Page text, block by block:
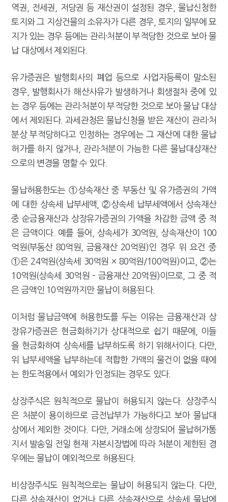
역권, 전세권, 저당권 등 재산권이 설정된 경우, 물납신청한
토지와 그 지상건물의 소유자가 다른 경우, 토지의 일부에 묘
지가 있는 경우 등에는 관리·처분이 부적당한 것으로 보아 물
납 대상에서 제외된다.
유가증권은 발행회사의 폐업 등으로 사업자등록이 말소된
경우, 발행회사가 해산사유가 발생하거나 회생절차 중에 있
는 경우 등에는 관리·처분이 부적당한 것으로 보아 물납 대상
에서 제외된다. 과세관청은 물납신청을 받은 재산이 관리·처
분상 부적당하다고 인정하는 경우에는 그 재산에 대한 물납
허가를 하지 않거나, 관리·처분이 가능한 다른 물납대상재산
으로의 변경을 명할 수 있다.
물납허용한도는 ①상속재산 중 부동산 및 유가증권의 가액
에 대한 상속세 납부세액, ②상속세 납부세액에서 상속재산
중 순금융재산과 상장유가증권의 가액을 차감한 금액 중 적
은 금액이다. 예를 들어, 상속세가 30억원, 상속재산이 100
억원(부동산 80억원, 금융재산 20억원)인 경우 위 요건 중
①은 24억원(상속세 30억원 × 80억원/100억원)이고, ②는
10억원(상속세 30억원 – 금융재산 20억원)이므로, 그 중 적
은 금액인 10억원까지만 물납이 허용된다.
이처럼 물납금액에 허용한도를 두는 이유는 금융재산과 상
장유가증권은 현금화하기가 상대적으로 쉽기 때문에, 이들
을 현금화하여 상속세를 납부하도록 하기 위해서이다. 다만,
위 납부세액을 납부하는데 적합한 가액의 물건이 없을 때에
는 한도적용에서 예외가 인정되는 경우도 있다.
상장주식은 원칙적으로 물납이 허용되지 않는다. 상장주식
은 처분이 용이하므로 금전납부가 가능하다고 보아 물납대
상에서 제외한 것이다. 다만, 거래소에 상장되어 물납허가통
지서 발송일 전일 현재 자본시장법에 따라 처분이 제한된 경
우에는 물납이 예외적으로 허용된다.
비상장주식도 원칙적으로는 물납이 허용되지 않는다. 다만,
다른 상속재산이 없거나 다른 상속재산으로 상속세 물납에